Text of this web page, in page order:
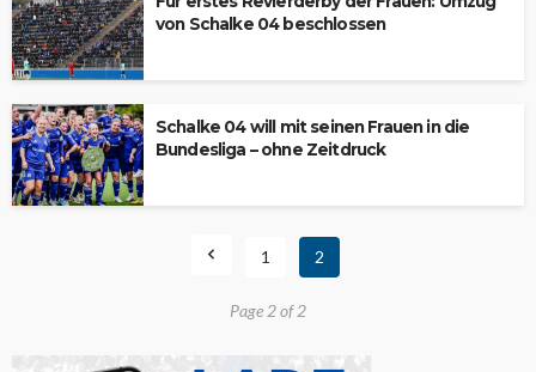
von Schalke 04 beschlossen
Schalke 04 will mit seinen Frauen in die
Bundesliga – ohne Zeitdruck
1 2
Page 2 of 2